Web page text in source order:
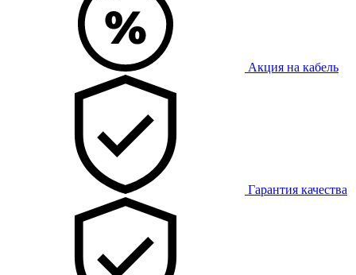
Акция на кабель
Гарантия качества